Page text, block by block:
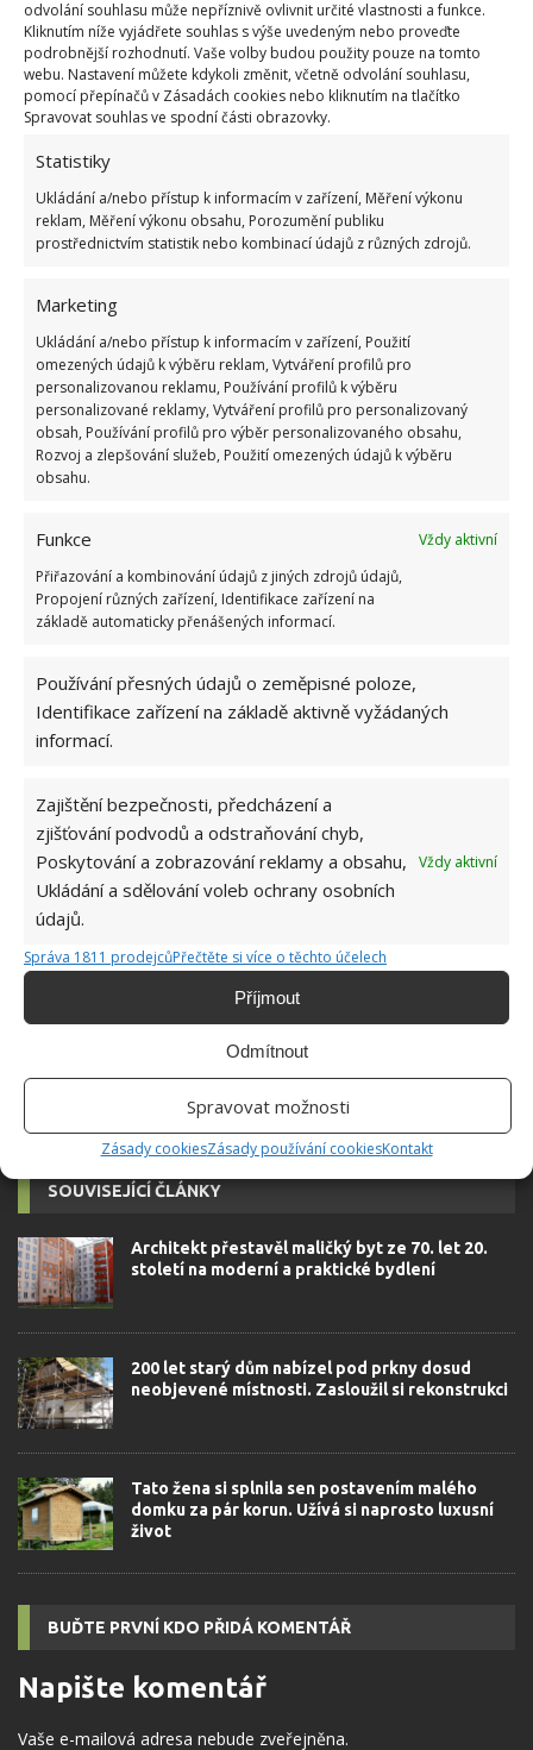
odvolání souhlasu může nepříznivě ovlivnit určité vlastnosti a funkce.
Kliknutím níže vyjádřete souhlas s výše uvedeným nebo proveďte
podrobnější rozhodnutí. Vaše volby budou použity pouze na tomto
webu. Nastavení můžete kdykoli změnit, včetně odvolání souhlasu,
pomocí přepínačů v Zásadách cookies nebo kliknutím na tlačítko
Spravovat souhlas ve spodní části obrazovky.
Statistiky
Ukládání a/nebo přístup k informacím v zařízení, Měření výkonu
reklam, Měření výkonu obsahu, Porozumění publiku
prostřednictvím statistik nebo kombinací údajů z různých zdrojů.
Marketing
Ukládání a/nebo přístup k informacím v zařízení, Použití
omezených údajů k výběru reklam, Vytváření profilů pro
personalizovanou reklamu, Používání profilů k výběru
personalizované reklamy, Vytváření profilů pro personalizovaný
obsah, Používání profilů pro výběr personalizovaného obsahu,
Rozvoj a zlepšování služeb, Použití omezených údajů k výběru
obsahu.
Funkce
Vždy aktivní
Přiřazování a kombinování údajů z jiných zdrojů údajů,
Propojení různých zařízení, Identifikace zařízení na
základě automaticky přenášených informací.
Používání přesných údajů o zeměpisné poloze,
Identifikace zařízení na základě aktivně vyžádaných
informací.
Zajištění bezpečnosti, předcházení a
zjišťování podvodů a odstraňování chyb,
Poskytování a zobrazování reklamy a obsahu,
Ukládání a sdělování voleb ochrany osobních
údajů.
Vždy aktivní
Správa 1811 prodejcůPřečtěte si více o těchto účelech
Příjmout
Odmítnout
Spravovat možnosti
Zásady cookiesZásady používání cookiesKontakt
kuchyní se standardním vybavením, dále dvě
koupelny.V interiéru i exteriéru se snoubí nové se
starým, přičemž své dělá i sympatické okolí malé
vesnice Mullinahone, jež leží v divokém Skotsku.
REKONSTRUKCE RUINA
KOMENTOVAT
Hana Musilová
přidala během svých studií a práce
redaktorky ji tak nadchla, že se
rozhodla zůstat. Její v...
autorovi]
SOUVISEJÍCÍ ČLÁNKY
Architekt přestavěl maličký byt ze 70. let 20.
století na moderní a praktické bydlení
200 let starý dům nabízel pod prkny dosud
neobjevené místnosti. Zasloužil si rekonstrukci
Tato žena si splnila sen postavením malého
domku za pár korun. Užívá si naprosto luxusní
život
BUĎTE PRVNÍ KDO PŘIDÁ KOMENTÁŘ
Napište komentář
Vaše e-mailová adresa nebude zveřejněna.